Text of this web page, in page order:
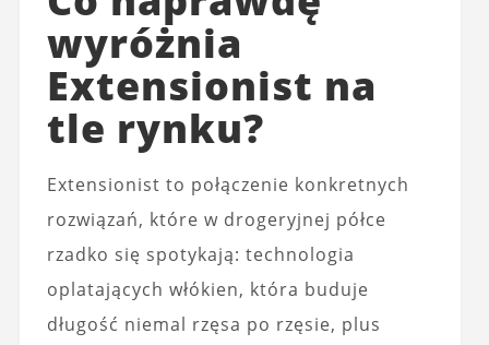
wyróżnia
Extensionist na
tle rynku?
Extensionist to połączenie konkretnych
rozwiązań, które w drogeryjnej półce
rzadko się spotykają: technologia
oplatających włókien, która buduje
długość niemal rzęsa po rzęsie, plus